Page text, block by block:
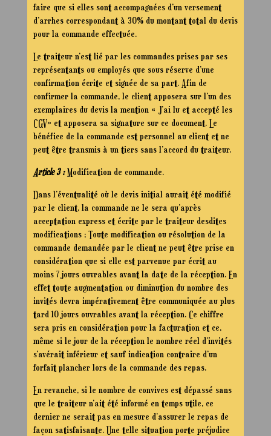
faire que si elles sont accompagnées d’un versement
d’arrhes correspondant à 30% du montant total du devis
pour la commande effectuée.
Le traiteur n’est lié par les commandes prises par ses
représentants ou employés que sous réserve d’une
confirmation écrite et signée de sa part. Afin de
confirmer la commande, le client apposera sur l’un des
exemplaires du devis la mention « J’ai lu et accepté les
CGV» et apposera sa signature sur ce document. Le
bénéfice de la commande est personnel au client et ne
peut être transmis à un tiers sans l’accord du traiteur.
Article 3 : Modification de commande.
Dans l’éventualité où le devis initial aurait été modifié
par le client, la commande ne le sera qu’après
acceptation express et écrite par le traiteur desdites
modifications ; Toute modification ou résolution de la
commande demandée par le client ne peut être prise en
considération que si elle est parvenue par écrit au
moins 7 jours ouvrables avant la date de la réception. En
effet toute augmentation ou diminution du nombre des
invités devra impérativement être communiquée au plus
tard 10 jours ouvrables avant la réception. Ce chiffre
sera pris en considération pour la facturation et ce,
même si le jour de la réception le nombre réel d’invités
s’avérait inférieur et sauf indication contraire d’un
forfait plancher lors de la commande des repas.
En revanche, si le nombre de convives est dépassé sans
que le traiteur n’ait été informé en temps utile, ce
dernier ne serait pas en mesure d’assurer le repas de
façon satisfaisante. Une telle situation porte préjudice